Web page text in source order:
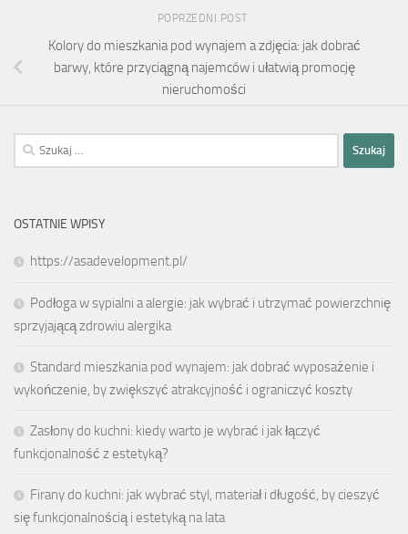
POPRZEDNI POST
Kolory do mieszkania pod wynajem a zdjęcia: jak dobrać
barwy, które przyciągną najemców i ułatwią promocję
nieruchomości
Szukaj:
OSTATNIE WPISY
https://asadevelopment.pl/
Podłoga w sypialni a alergie: jak wybrać i utrzymać powierzchnię
sprzyjającą zdrowiu alergika
Standard mieszkania pod wynajem: jak dobrać wyposażenie i
wykończenie, by zwiększyć atrakcyjność i ograniczyć koszty
Zasłony do kuchni: kiedy warto je wybrać i jak łączyć
funkcjonalność z estetyką?
Firany do kuchni: jak wybrać styl, materiał i długość, by cieszyć
się funkcjonalnością i estetyką na lata